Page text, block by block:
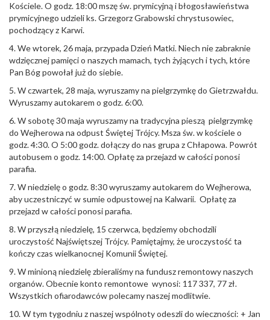
Kościele. O godz. 18:00 mszę św. prymicyjną i błogosławieństwa
prymicyjnego udzieli ks. Grzegorz Grabowski chrystusowiec,
pochodzący z Karwi.
4. We wtorek, 26 maja, przypada Dzień Matki. Niech nie zabraknie
wdzięcznej pamięci o naszych mamach, tych żyjących i tych, które
Pan Bóg powołał już do siebie.
5. W czwartek, 28 maja, wyruszamy na pielgrzymkę do Gietrzwałdu.
Wyruszamy autokarem o godz. 6:00.
6. W sobotę 30 maja wyruszamy na tradycyjna pieszą pielgrzymkę
do Wejherowa na odpust Świętej Trójcy. Msza św. w kościele o
godz. 4:30. O 5:00 godz. dołączy do nas grupa z Chłapowa. Powrót
autobusem o godz. 14:00. Opłatę za przejazd w całości ponosi
parafia.
7. W niedzielę o godz. 8:30 wyruszamy autokarem do Wejherowa,
aby uczestniczyć w sumie odpustowej na Kalwarii. Opłatę za
przejazd w całości ponosi parafia.
8. W przyszłą niedzielę, 15 czerwca, będziemy obchodzili
uroczystość Najświętszej Trójcy. Pamiętajmy, że uroczystość ta
kończy czas wielkanocnej Komunii Świętej.
9. W minioną niedzielę zbieraliśmy na fundusz remontowy naszych
organów. Obecnie konto remontowe wynosi: 117 337, 77 zł.
Wszystkich ofiarodawców polecamy naszej modlitwie.
10. W tym tygodniu z naszej wspólnoty odeszli do wieczności: + Jan